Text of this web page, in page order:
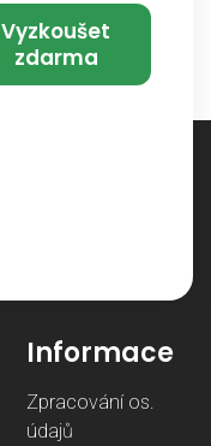
Vyzkoušet
zdarma
Informace
Zpracování os.
údajů